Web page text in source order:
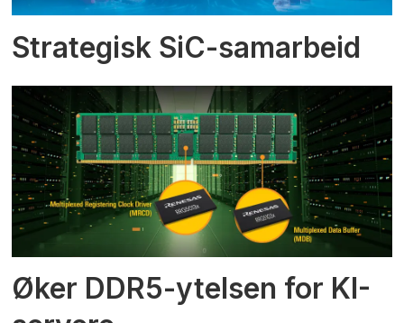
Strategisk SiC-samarbeid
Øker DDR5-ytelsen for KI-